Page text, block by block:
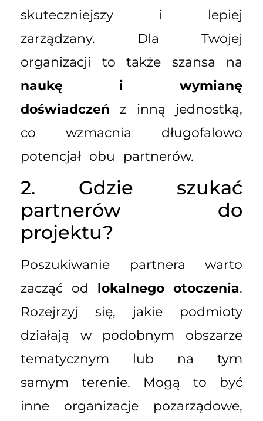
skuteczniejszy i lepiej
zarządzany. Dla Twojej
organizacji to także szansa na
naukę i wymianę
doświadczeń z inną jednostką,
co wzmacnia długofalowo
potencjał obu partnerów.
2. Gdzie szukać
partnerów do
projektu?
Poszukiwanie partnera warto
zacząć od lokalnego otoczenia.
Rozejrzyj się, jakie podmioty
działają w podobnym obszarze
tematycznym lub na tym
samym terenie. Mogą to być
inne organizacje pozarządowe,